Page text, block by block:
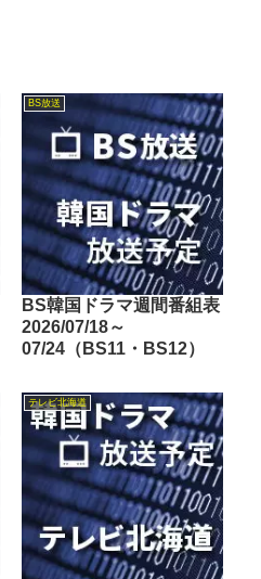
BS放送
BS韓国ドラマ週間番組表
2026/07/18～
07/24（BS11・BS12）
テレビ北海道